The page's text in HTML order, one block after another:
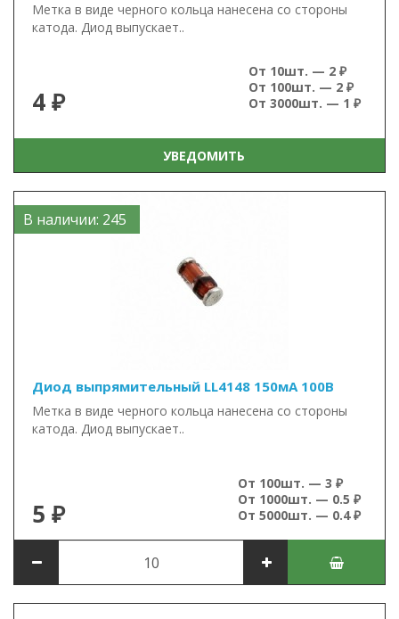
Метка в виде черного кольца нанесена со стороны
катода. Диод выпускает..
4 ₽
От 10шт. — 2 ₽
От 100шт. — 2 ₽
От 3000шт. — 1 ₽
УВЕДОМИТЬ
В наличии: 245
Диод выпрямительный LL4148 150мА 100В
Метка в виде черного кольца нанесена со стороны
катода. Диод выпускает..
5 ₽
От 100шт. — 3 ₽
От 1000шт. — 0.5 ₽
От 5000шт. — 0.4 ₽